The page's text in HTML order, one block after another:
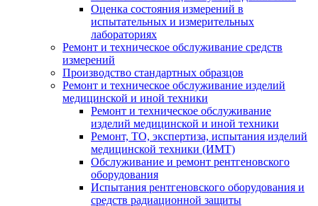
Оценка состояния измерений в
испытательных и измерительных
лабораториях
Ремонт и техническое обслуживание средств
измерений
Производство стандартных образцов
Ремонт и техническое обслуживание изделий
медицинской и иной техники
Ремонт и техническое обслуживание
изделий медицинской и иной техники
Ремонт, ТО, экспертиза, испытания изделий
медицинской техники (ИМТ)
Обслуживание и ремонт рентгеновского
оборудования
Испытания рентгеновского оборудования и
средств радиационной защиты